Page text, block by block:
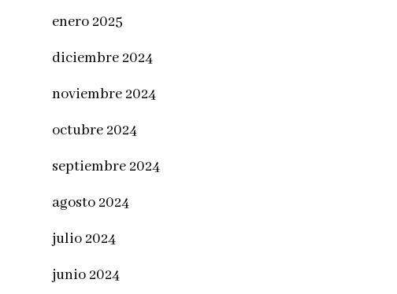
enero 2025
diciembre 2024
noviembre 2024
octubre 2024
septiembre 2024
agosto 2024
julio 2024
junio 2024